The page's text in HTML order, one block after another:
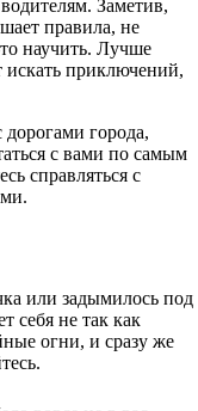
Заметив,
правила, не
научить. Лучше
искать приключений,
города,
с вами по самым
справляться с
или задымилось под
себя не так как
огни, и сразу же